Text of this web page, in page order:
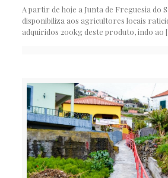
A partir de hoje a Junta de Freguesia do
disponibiliza aos agricultores locais
adquiridos 200kg deste produto, indo ao